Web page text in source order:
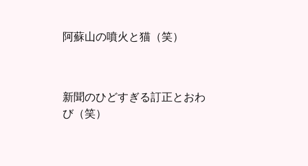
阿蘇山の噴火と猫（笑）
新聞のひどすぎる訂正とおわ
び（笑）